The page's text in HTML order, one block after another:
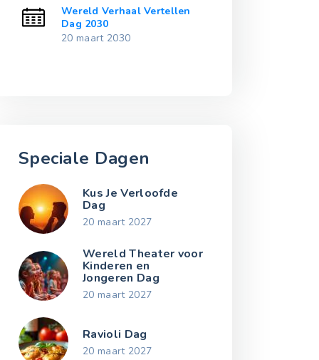
Wereld Verhaal Vertellen
Dag 2030
20 maart 2030
Speciale Dagen
Kus Je Verloofde
Dag
20 maart 2027
Wereld Theater voor
Kinderen en
Jongeren Dag
20 maart 2027
Ravioli Dag
20 maart 2027